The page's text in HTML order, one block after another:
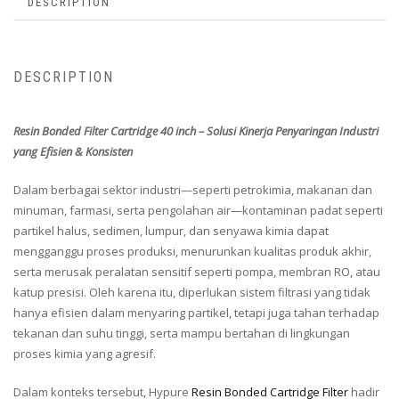
DESCRIPTION
Resin Bonded Filter Cartridge 40 inch – Solusi Kinerja Penyaringan Industri
yang Efisien & Konsisten
Dalam berbagai sektor industri—seperti petrokimia, makanan dan
minuman, farmasi, serta pengolahan air—kontaminan padat seperti
partikel halus, sedimen, lumpur, dan senyawa kimia dapat
mengganggu proses produksi, menurunkan kualitas produk akhir,
serta merusak peralatan sensitif seperti pompa, membran RO, atau
katup presisi. Oleh karena itu, diperlukan sistem filtrasi yang tidak
hanya efisien dalam menyaring partikel, tetapi juga tahan terhadap
tekanan dan suhu tinggi, serta mampu bertahan di lingkungan
proses kimia yang agresif.
Dalam konteks tersebut, Hypure Resin Bonded Cartridge Filter hadir